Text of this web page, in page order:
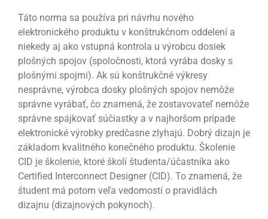
Táto norma sa používa pri návrhu nového
elektronického produktu v konštrukčnom oddelení a
niekedy aj ako vstupná kontrola u výrobcu dosiek
plošných spojov (spoločnosti, ktorá vyrába dosky s
plošnými spojmi). Ak sú konštrukčné výkresy
nesprávne, výrobca dosky plošných spojov nemôže
správne vyrábať, čo znamená, že zostavovateľ nemôže
správne spájkovať súčiastky a v najhoršom prípade
elektronické výrobky predčasne zlyhajú. Dobrý dizajn je
základom kvalitného konečného produktu. Školenie
CID je školenie, ktoré školí študenta/účastníka ako
Certified Interconnect Designer (CID). To znamená, že
študent má potom veľa vedomostí o pravidlách
dizajnu (dizajnových pokynoch).